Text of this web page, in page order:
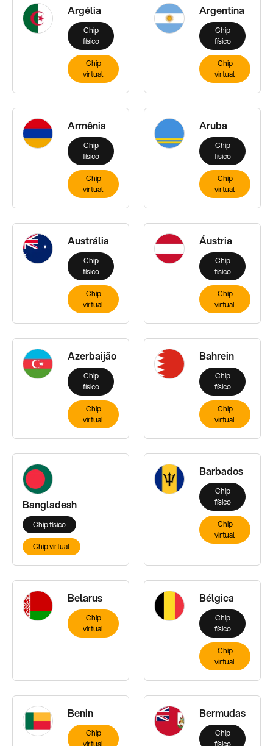
Argélia
Chip
físico
Chip
virtual
Argentina
Chip
físico
Chip
virtual
Armênia
Chip
físico
Chip
virtual
Aruba
Chip
físico
Chip
virtual
Austrália
Chip
físico
Chip
virtual
Áustria
Chip
físico
Chip
virtual
Azerbaijão
Chip
físico
Chip
virtual
Bahrein
Chip
físico
Chip
virtual
Bangladesh
Chip físico
Chip virtual
Barbados
Chip
físico
Chip
virtual
Belarus
Chip
virtual
Bélgica
Chip
físico
Chip
virtual
Benin
Chip
virtual
Bermudas
Chip
físico